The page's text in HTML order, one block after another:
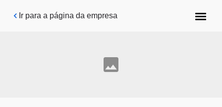
Pular para o conteúdo principal
Ir para a página da empresa